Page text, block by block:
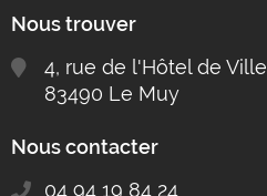
Nous trouver
4, rue de l'Hôtel de Ville
83490 Le Muy
Nous contacter
04 94 19 84 24